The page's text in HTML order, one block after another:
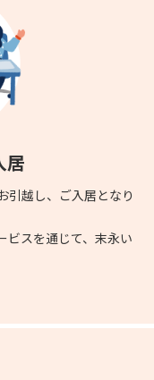
居
引越し、ご入居となり
ビスを通じて、末永い